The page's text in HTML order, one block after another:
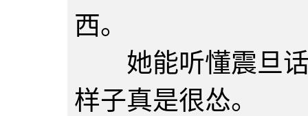
西。
她能听懂震旦话
样子真是很怂。